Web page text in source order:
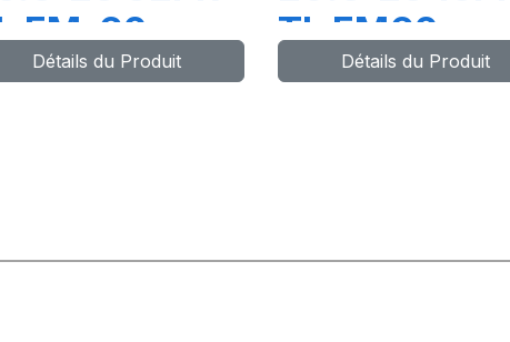
EM-60
Détails du Produit
TL EM60
Détails du Produit